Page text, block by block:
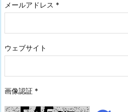
メールアドレス *
ウェブサイト
画像認証 *